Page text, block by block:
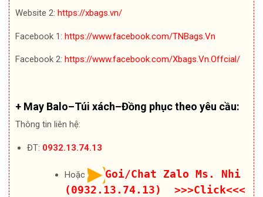
Website 2: https://xbags.vn/
Facebook 1: https://www.facebook.com/TNBags.Vn
Facebook 2: https://www.facebook.com/Xbags.Vn.Offcial/
+ May Balo–Túi xách–Đồng phục theo yêu cầu:
Thông tin liên hệ:
ĐT: 0932.13.74.13
Hoặc
Goi/Chat Zalo Ms. Nhi
(0932.13.74.13) >>>Click<<<